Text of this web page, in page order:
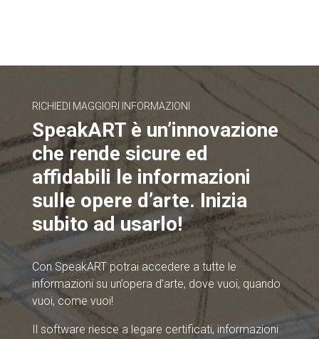
RICHIEDI MAGGIORI INFORMAZIONI
SpeakART è un’innovazione
che rende sicure ed
affidabili le informazioni
sulle opere d’arte. Inizia
subito ad usarlo!
Con SpeakART potrai accedere a tutte le
informazioni su un’opera d’arte, dove vuoi, quando
vuoi, come vuoi!
Il software riesce a legare certificati, informazioni